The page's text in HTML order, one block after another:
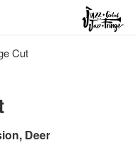
Cut
Deer